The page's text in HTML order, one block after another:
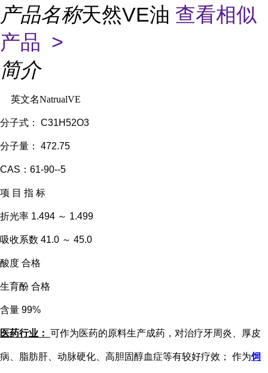
产品名称天然VE油 查看相似
产品 >
简介
英文名NatrualVE
分子式： C31H52O3
分子量： 472.75
CAS：61-90--5
项 目 指 标
折光率 1.494 ～ 1.499
吸收系数 41.0 ～ 45.0
酸度 合格
生育酚 合格
含量 99%
医药行业： 可作为医药的原料生产成药，对治疗牙周炎、厚皮
病、脂肪肝、动脉硬化、高胆固醇血症等有较好疗效； 作为饲